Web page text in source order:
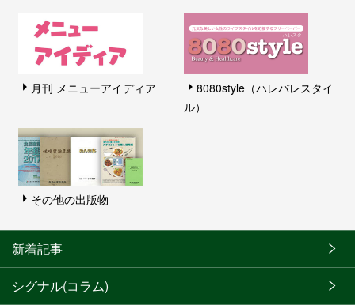
月刊 メニューアイディア
8080style（ハレバレスタイ
ル）
その他の出版物
新着記事
シグナル(コラム)